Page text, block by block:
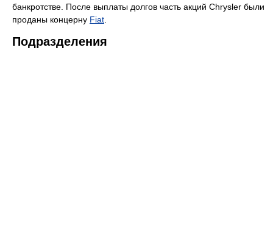
банкротстве. После выплаты долгов часть акций Chrysler были
проданы концерну Fiat
Подразделения